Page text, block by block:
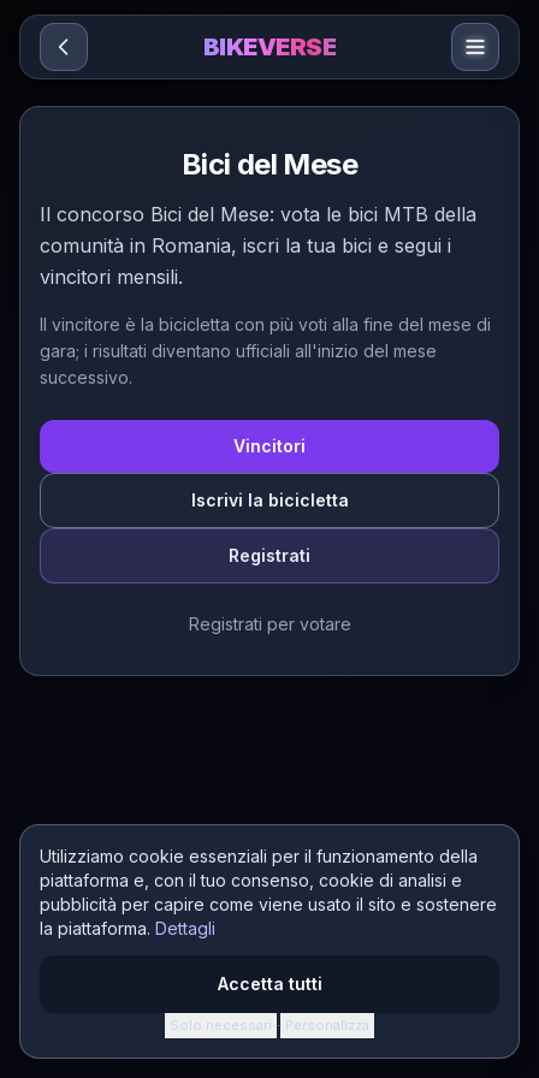
Sari la conținut
Utilizziamo cookie essenziali per il funzionamento della
piattaforma e, con il tuo consenso, cookie di analisi e
pubblicità per capire come viene usato il sito e sostenere
la piattaforma. Dettagli
Accetta tutti
Solo necessari · Personalizza
BIKEVERSE
Bici del Mese
Il concorso Bici del Mese: vota le bici MTB della
comunità in Romania, iscri la tua bici e segui i
vincitori mensili.
Il vincitore è la bicicletta con più voti alla fine del mese di
gara; i risultati diventano ufficiali all'inizio del mese
successivo.
Vincitori
Iscrivi la bicicletta
Registrati
Registrati per votare